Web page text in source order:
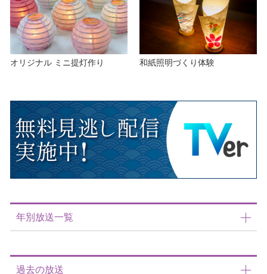
オリジナル ミニ提灯作り 和紙照明づくり体験
年別放送一覧
過去の放送